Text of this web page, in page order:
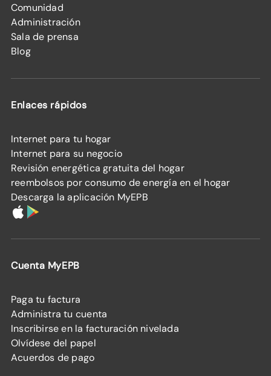
Comunidad
Administración
Sala de prensa
Blog
Enlaces rápidos
Internet para tu hogar
Internet para su negocio
Revisión energética gratuita del hogar
reembolsos por consumo de energía en el hogar
Descarga la aplicación MyEPB
Cuenta MyEPB
Paga tu factura
Administra tu cuenta
Inscribirse en la facturación nivelada
Olvídese del papel
Acuerdos de pago